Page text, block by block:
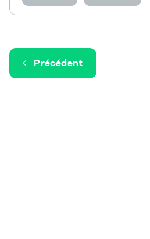
Précédent